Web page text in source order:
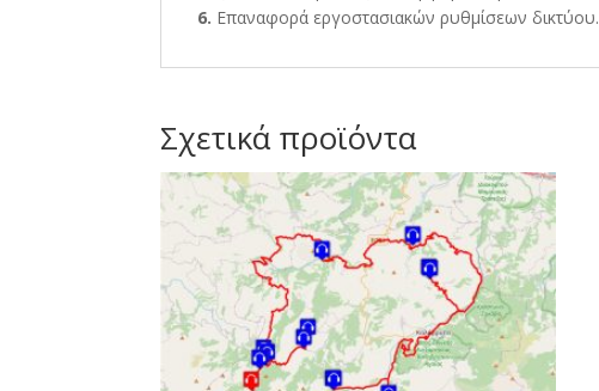
6. Επαναφορά εργοστασιακών ρυθμίσεων δικτύου.
Σχετικά προϊόντα